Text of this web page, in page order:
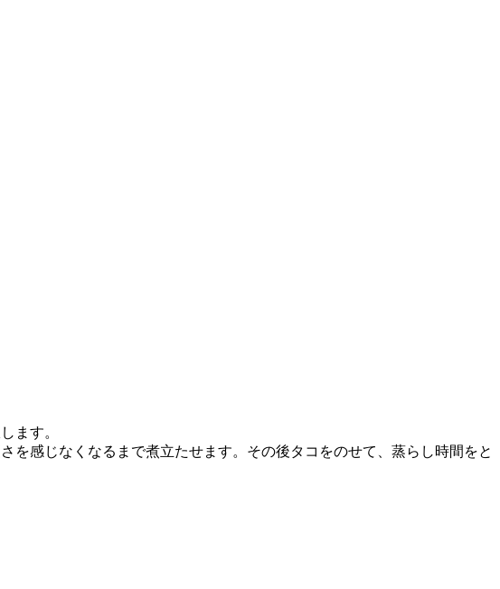
ます。
を感じなくなるまで煮立たせます。その後タコをのせて、蒸らし時間をと